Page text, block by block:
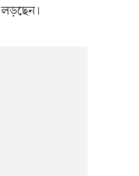
লড়ছেন।